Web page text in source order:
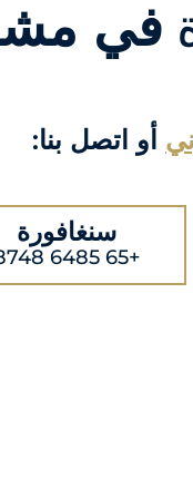
في
أو اتصل بنا:
سنغافورة
+65 6485 8748